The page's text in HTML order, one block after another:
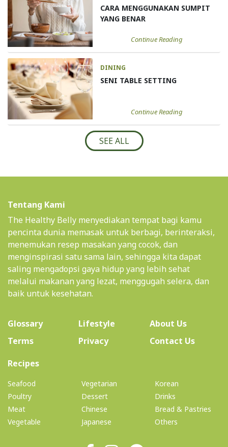
CARA MENGGUNAKAN SUMPIT
YANG BENAR
Continue Reading
DINING
SENI TABLE SETTING
Continue Reading
SEE ALL
Tentang Kami
The Healthy Belly menyediakan tempat bagi kamu
pencinta dunia memasak untuk berbagi, berinteraksi,
menemukan resep masakan yang cocok, dan
menginspirasi satu sama lain, sehingga kita dapat
saling mengadopsi gaya hidup yang lebih sehat
melalui makanan yang lezat, menggugah selera, dan
baik untuk kesehatan.
Glossary Lifestyle About Us(current)
Terms
Privacy
Contact Us
Recipes(current)
Seafood
Poultry
Meat
Vegetable
Vegetarian
Dessert
Chinese
Japanese
Korean
Drinks
Bread & Pastries
Others